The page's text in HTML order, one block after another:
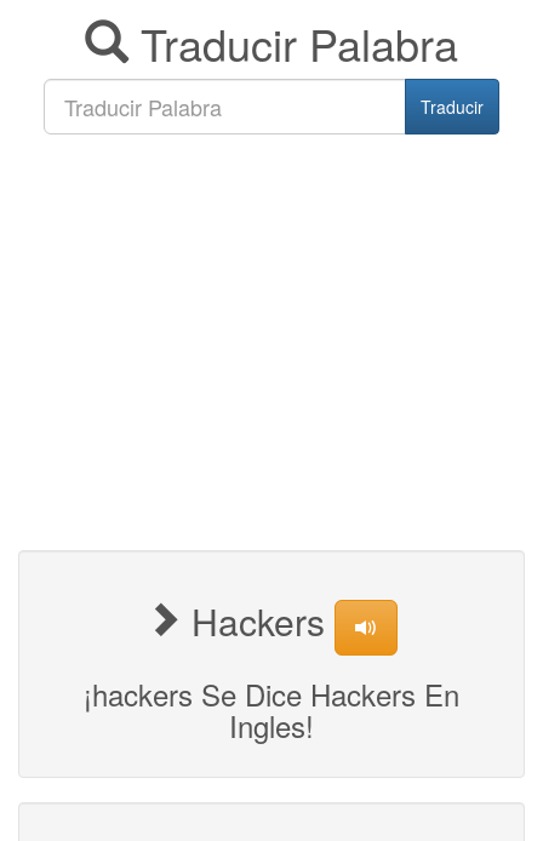
Traducir Palabra
Traducir
Hackers
¡hackers Se Dice Hackers En
Ingles!